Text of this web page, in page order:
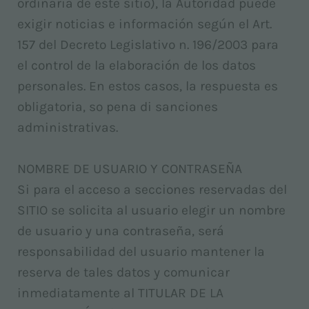
exigir noticias e información según el Art.
157 del Decreto Legislativo n. 196/2003 para
el control de la elaboración de los datos
personales. En estos casos, la respuesta es
obligatoria, so pena di sanciones
administrativas.
NOMBRE DE USUARIO Y CONTRASEÑA
Si para el acceso a secciones reservadas del
SITIO se solicita al usuario elegir un nombre
de usuario y una contraseña, será
responsabilidad del usuario mantener la
reserva de tales datos y comunicar
inmediatamente al TITULAR DE LA